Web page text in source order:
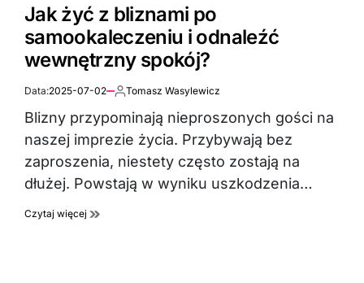
Jak żyć z bliznami po
samookaleczeniu i odnaleźć
wewnętrzny spokój?
Data:2025-07-02 Autor:
Tomasz Wasylewicz
Blizny przypominają nieproszonych gości na
naszej imprezie życia. Przybywają bez
zaproszenia, niestety często zostają na
dłużej. Powstają w wyniku uszkodzenia…
Czytaj więcej